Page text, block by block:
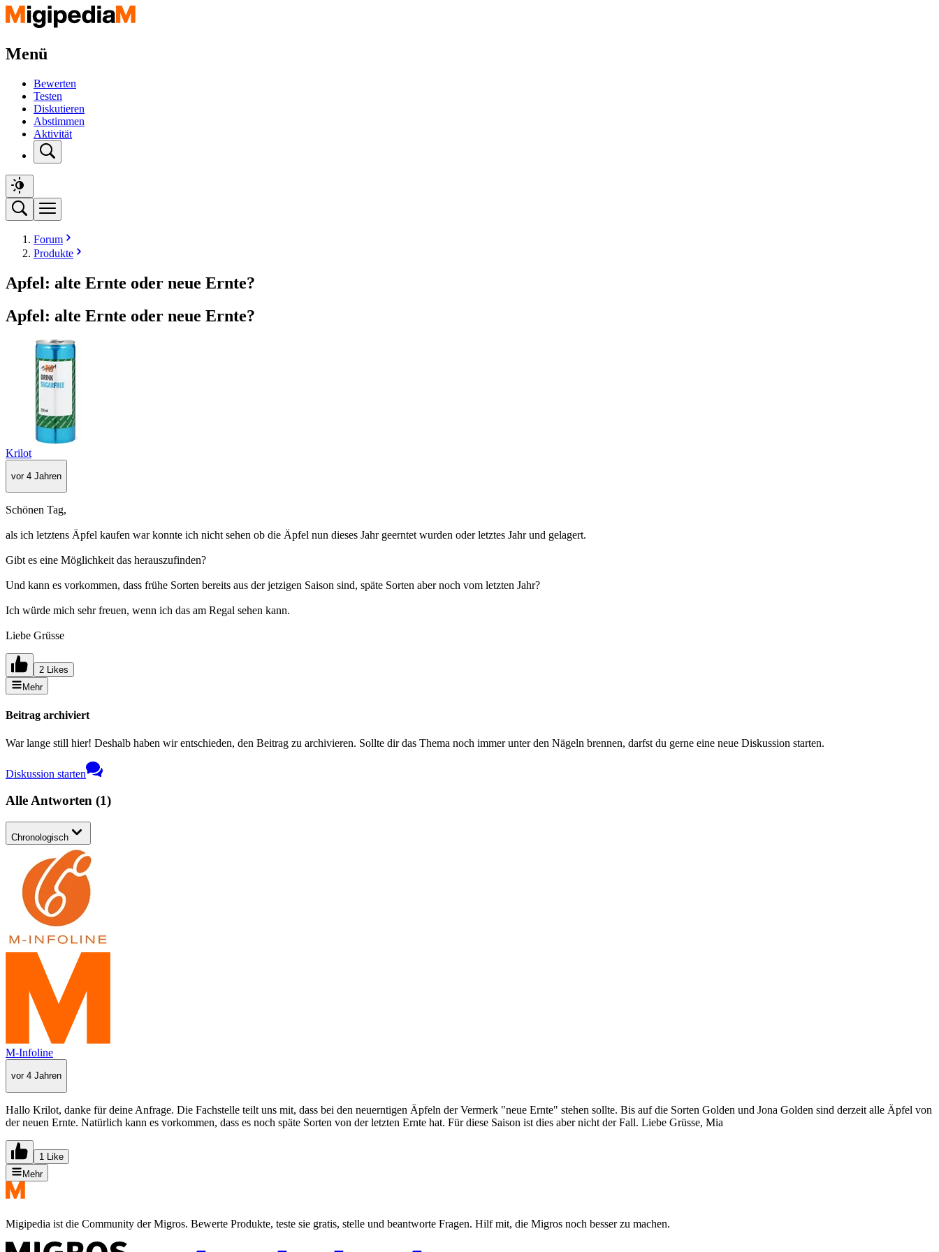
Menü
Bewerten
Testen
Diskutieren
Abstimmen
Aktivität
Forum
Produkte
Apfel: alte Ernte oder neue Ernte?
Apfel: alte Ernte oder neue Ernte?
Krilot
vor 4 Jahren
Schönen Tag,
als ich letztens Äpfel kaufen war konnte ich nicht sehen ob die Äpfel nun dieses Jahr geerntet wurden oder letztes Jahr und gelagert.
Gibt es eine Möglichkeit das herauszufinden?
Und kann es vorkommen, dass frühe Sorten bereits aus der jetzigen Saison sind, späte Sorten aber noch vom letzten Jahr?
Ich würde mich sehr freuen, wenn ich das am Regal sehen kann.
Liebe Grüsse
2 Likes
Mehr
Beitrag archiviert
War lange still hier! Deshalb haben wir entschieden, den Beitrag zu archivieren. Sollte dir das Thema noch immer unter den Nägeln brennen, darfst du gerne eine neue Diskussion starten.
Diskussion starten
Alle Antworten (1)
Chronologisch
M-Infoline
vor 4 Jahren
Hallo Krilot, danke für deine Anfrage. Die Fachstelle teilt uns mit, dass bei den neuerntigen Äpfeln der Vermerk "neue Ernte" stehen sollte. Bis auf die Sorten Golden und Jona Golden sind derzeit alle Äpfel von
der neuen Ernte. Natürlich kann es vorkommen, dass es noch späte Sorten von der letzten Ernte hat. Für diese Saison ist dies aber nicht der Fall. Liebe Grüsse, Mia
1 Like
Mehr
Migipedia ist die Community der Migros. Bewerte Produkte, teste sie gratis, stelle und beantworte Fragen. Hilf mit, die Migros noch besser zu machen.